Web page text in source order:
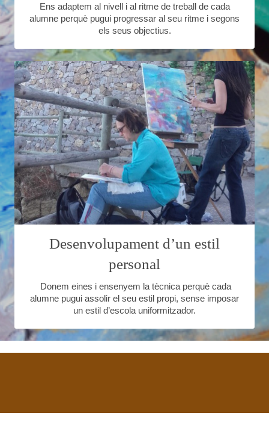
Ens adaptem al nivell i al ritme de treball de cada
alumne perquè pugui progressar al seu ritme i segons
els seus objectius.
Desenvolupament d’un estil
personal
Donem eines i ensenyem la tècnica perquè cada
alumne pugui assolir el seu estil propi, sense imposar
un estil d’escola uniformitzador.